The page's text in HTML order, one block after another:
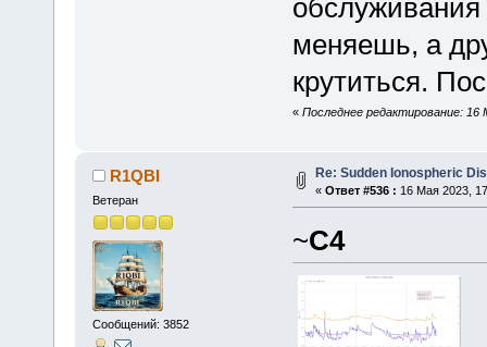
меняешь, а
крутиться.
« Последнее редактирование: 16
R1QBI
Ветеран
Сообщений: 3852
Re: Sudden Ionospheric
« Ответ #536 : 16 Мая 2023,
~C4